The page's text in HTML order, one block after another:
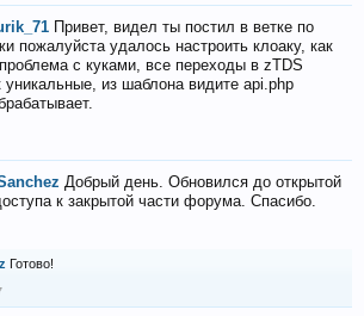
Привет, видел ты постил в ветке по
пожалуйста удалось настроить клоаку, как
с куками, все переходы в zTDS
уникальные, из шаблона видите api.php
Добрый день. Обновился до открытой
к закрытой части форума. Спасибо.
Готово!